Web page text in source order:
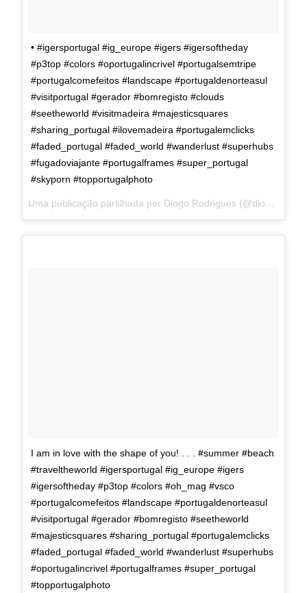
• #igersportugal #ig_europe #igers #igersoftheday
#p3top #colors #oportugalincrivel #portugalsemtripe
#portugalcomefeitos #landscape #portugaldenorteasul
#visitportugal #gerador #bomregisto #clouds
#seetheworld #visitmadeira #majesticsquares
#sharing_portugal #ilovemadeira #portugalemclicks
#faded_portugal #faded_world #wanderlust #superhubs
#fugadoviajante #portugalframes #super_portugal
#skyporn #topportugalphoto
I am in love with the shape of you! . . . #summer #beach
#traveltheworld #igersportugal #ig_europe #igers
#igersoftheday #p3top #colors #oh_mag #vsco
#portugalcomefeitos #landscape #portugaldenorteasul
#visitportugal #gerador #bomregisto #seetheworld
#majesticsquares #sharing_portugal #portugalemclicks
#faded_portugal #faded_world #wanderlust #superhubs
#oportugalincrivel #portugalframes #super_portugal
#topportugalphoto